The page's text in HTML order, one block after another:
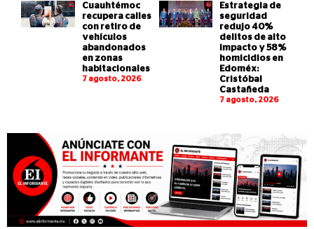
Cuauhtémoc
recupera calles
con retiro de
vehículos
abandonados
en zonas
habitacionales
7 agosto, 2026
Estrategia de
seguridad
redujo 40%
delitos de alto
impacto y 58%
homicidios en
Edoméx:
Cristóbal
Castañeda
7 agosto, 2026